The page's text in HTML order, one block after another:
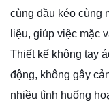
cùng đầu kéo cùng
liệu, giúp việc mặc
Thiết kế không tay
động, không gây
nhiều tình huống